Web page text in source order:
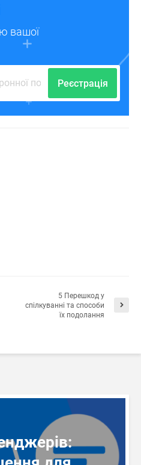
вашої
Реєстрація
5 Перешкод у
спілкуванні та способи
їх подолання